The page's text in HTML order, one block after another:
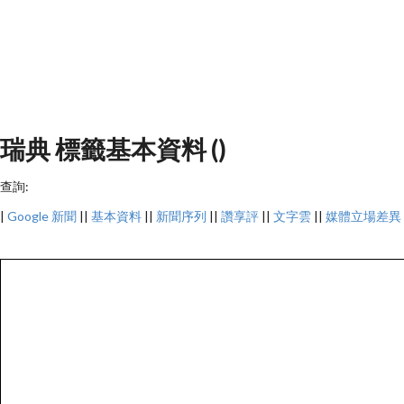
瑞典 標籤基本資料 ()
查詢:
| Google 新聞 || 基本資料 || 新聞序列 || 讚享評 || 文字雲 || 媒體立場差異